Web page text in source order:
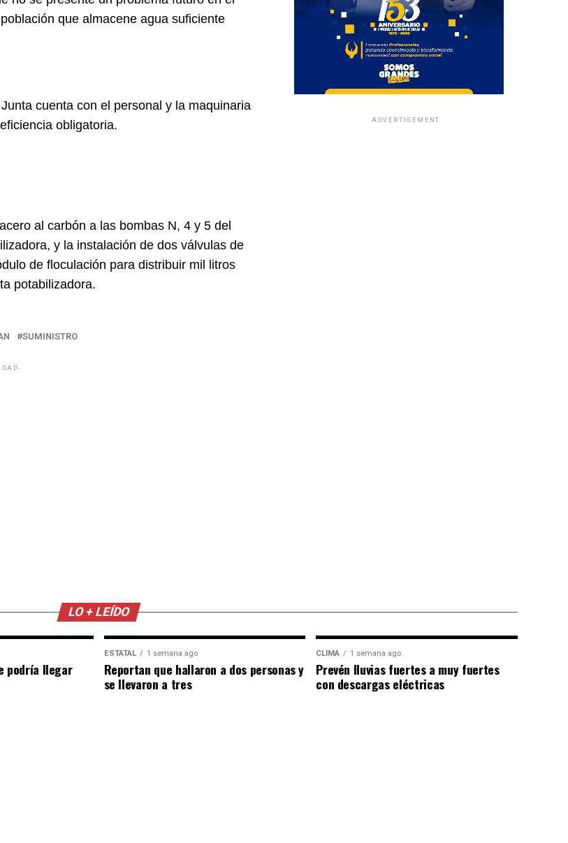
que almacene agua suficiente
cuenta con el personal y la maquinaria
obligatoria.
al carbón a las bombas N, 4 y 5 del
y la instalación de dos válvulas de
de floculación para distribuir mil litros
potabilizadora.
SUMINISTRO
ADVERTISEMENT
LO + LEÍDO
podría llegar
ESTATAL 1 semana ago
Reportan que hallaron a dos personas y
se llevaron a tres
CLIMA 1 semana ago
Prevén lluvias fuertes a muy fuertes
con descargas eléctricas